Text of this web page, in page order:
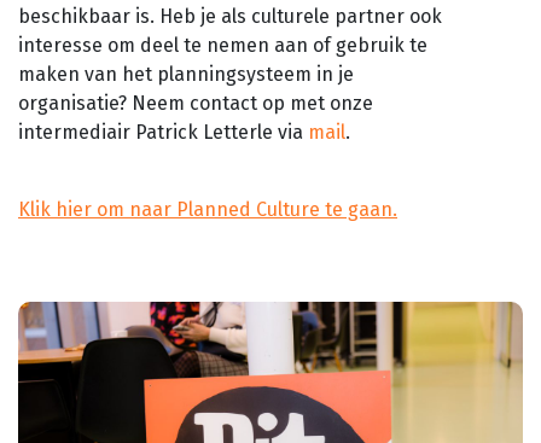
beschikbaar is. Heb je als culturele partner ook
interesse om deel te nemen aan of gebruik te
maken van het planningsysteem in je
organisatie? Neem contact op met onze
intermediair Patrick Letterle via mail.
Klik hier om naar Planned Culture te gaan.